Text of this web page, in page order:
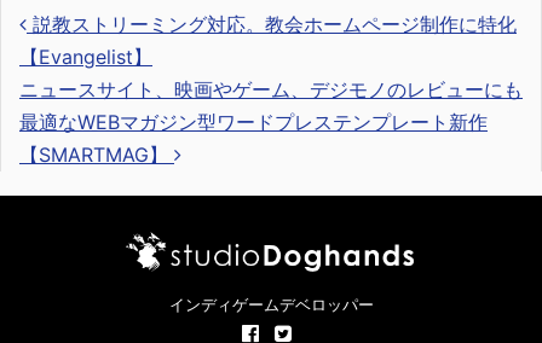
投稿ナビゲーション
説教ストリーミング対応。教会ホームページ制作に特化
【Evangelist】
ニュースサイト、映画やゲーム、デジモノのレビューにも
最適なWEBマガジン型ワードプレステンプレート新作
【SMARTMAG】
インディゲームデベロッパー